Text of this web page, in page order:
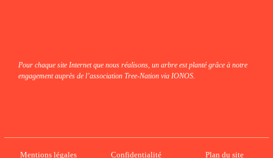
Pour chaque site Internet que nous réalisons, un arbre est planté grâce à notre
engagement auprès de l’association Tree-Nation via IONOS.
Mentions légales Confidentialité Plan du site